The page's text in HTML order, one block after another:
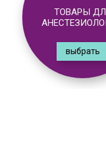
ТОВАРЫ
ТЕРАПИИ
выбрать